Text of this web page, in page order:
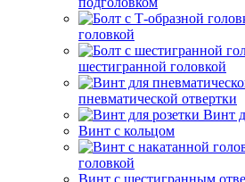
головкой
шестигранной головкой
пневматической отвертки
Винт
Винт с кольцом
головкой
Винт с шестигранным